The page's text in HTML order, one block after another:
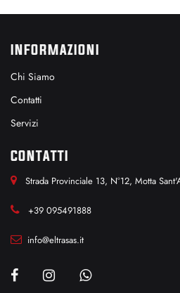
INFORMAZIONI
Chi Siamo
Contatti
Servizi
CONTATTI
Strada Provinciale 13, N°12, Motta
+39 095491888
info@eltrasas.it